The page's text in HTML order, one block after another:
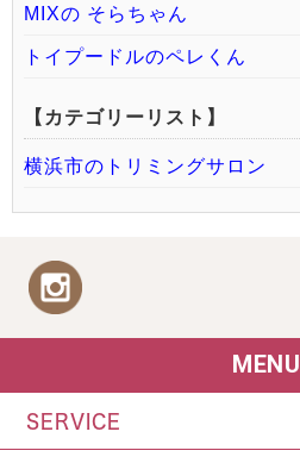
MIXの そらちゃん
トイプードルのペレくん
【カテゴリーリスト】
横浜市のトリミングサロン
MENU
SERVICE